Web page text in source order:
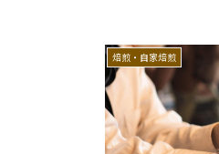
焙煎・自家焙煎